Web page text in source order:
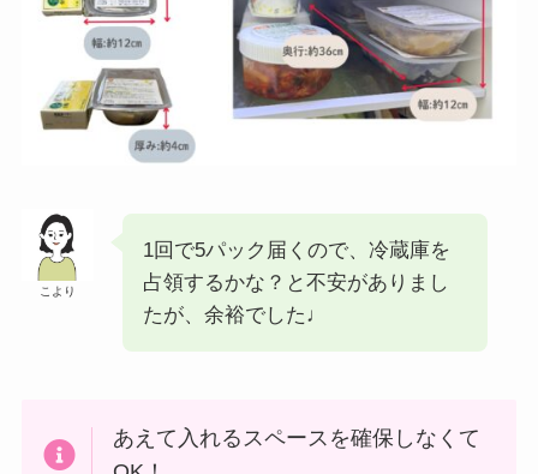
こより
1回で5パック届くので、冷蔵庫を
占領するかな？と不安がありまし
たが、余裕でした♩
あえて入れるスペースを確保しなくて